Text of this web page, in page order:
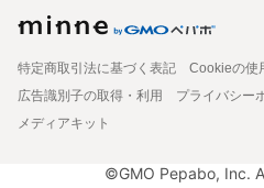
特定商取引法に基づく表記
Cookieの使
広告識別子の取得・利用
プライバシー
メディアキット
©GMO Pepabo, Inc.